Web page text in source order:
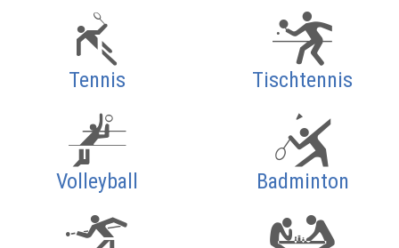
Tennis Tischtennis
Volleyball Badminton